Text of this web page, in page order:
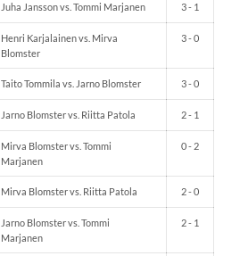
Juha Jansson vs. Tommi Marjanen 3 - 1
Henri Karjalainen vs. Mirva
Blomster
3 - 0
Taito Tommila vs. Jarno Blomster 3 - 0
Jarno Blomster vs. Riitta Patola 2 - 1
Mirva Blomster vs. Tommi
Marjanen
0 - 2
Mirva Blomster vs. Riitta Patola 2 - 0
Jarno Blomster vs. Tommi
Marjanen
2 - 1